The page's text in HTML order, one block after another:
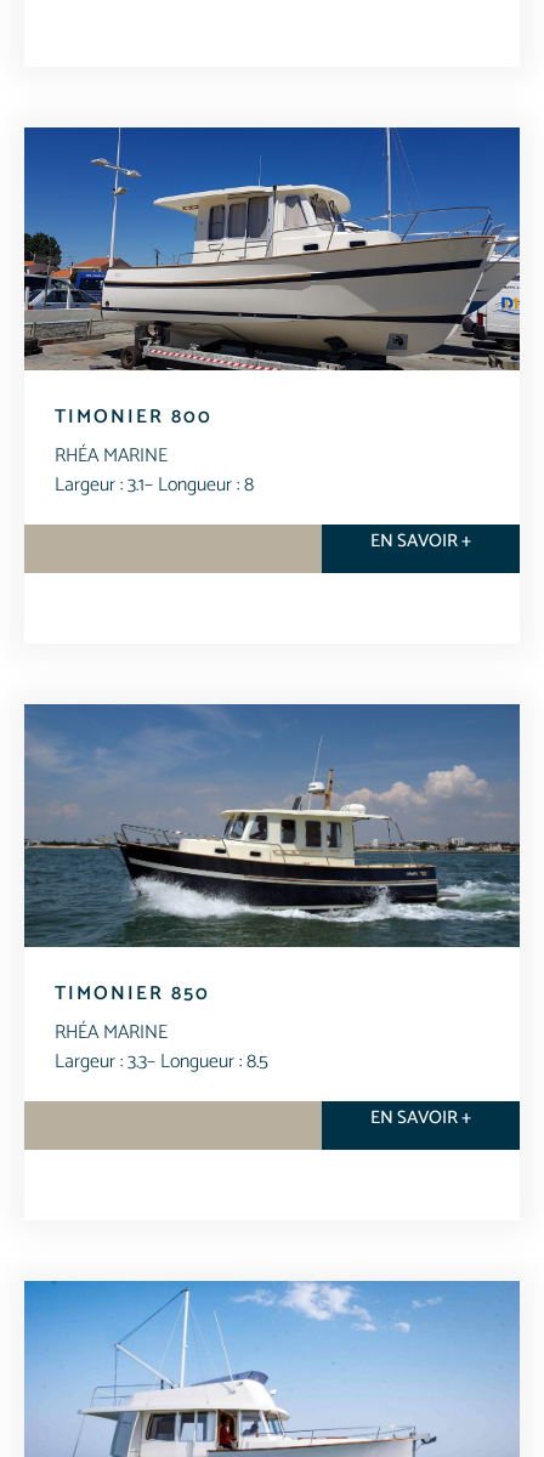
TIMONIER 800
RHÉA MARINE
Largeur : 3.1– Longueur : 8
EN SAVOIR +
TIMONIER 850
RHÉA MARINE
Largeur : 3.3– Longueur : 8.5
EN SAVOIR +